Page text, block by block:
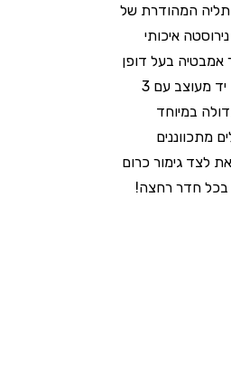
המהודרת של
איכותי
ס"מ, צינור אמבטיה בעל דופן
כפולה באורך 1.5 מ', מקלח יד מעוצב עם 3
במיוחד
מתכווננים
לצד גימור כרום
בכל חדר רחצה!